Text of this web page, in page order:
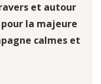
et autour
la majeure
calmes et